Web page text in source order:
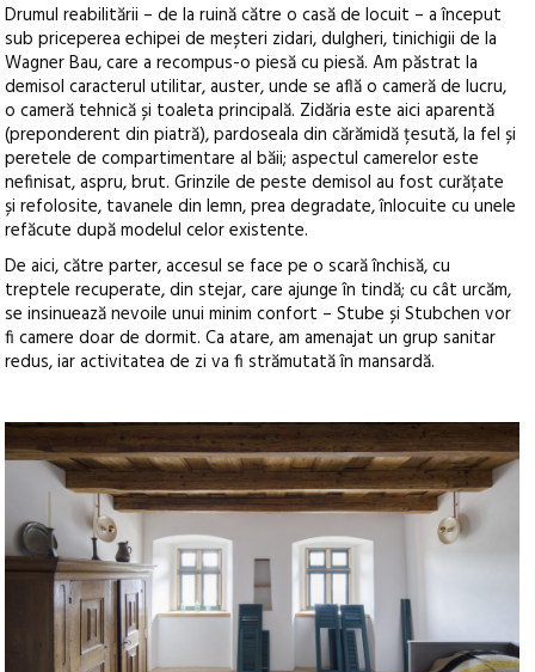
Drumul reabilitării – de la ruină către o casă de locuit – a început
sub priceperea echipei de meșteri zidari, dulgheri, tinichigii de la
Wagner Bau, care a recompus-o piesă cu piesă. Am păstrat la
demisol caracterul utilitar, auster, unde se află o cameră de lucru,
o cameră tehnică și toaleta principală. Zidăria este aici aparentă
(preponderent din piatră), pardoseala din cărămidă țesută, la fel și
peretele de compartimentare al băii; aspectul camerelor este
nefinisat, aspru, brut. Grinzile de peste demisol au fost curățate
și refolosite, tavanele din lemn, prea degradate, înlocuite cu unele
refăcute după modelul celor existente.
De aici, către parter, accesul se face pe o scară închisă, cu
treptele recuperate, din stejar, care ajunge în tindă; cu cât urcăm,
se insinuează nevoile unui minim confort – Stube și Stubchen vor
fi camere doar de dormit. Ca atare, am amenajat un grup sanitar
redus, iar activitatea de zi va fi strămutată în mansardă.